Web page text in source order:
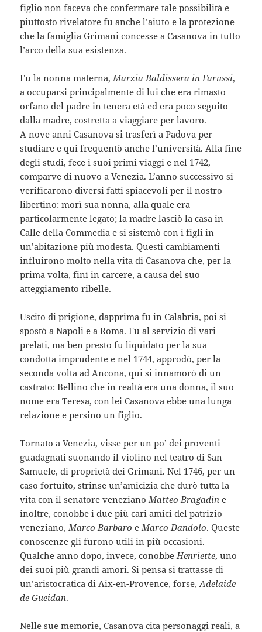
figlio non faceva che confermare tale possibilità e
piuttosto rivelatore fu anche l’aiuto e la protezione
che la famiglia Grimani concesse a Casanova in tutto
l’arco della sua esistenza.
Fu la nonna materna, Marzia Baldissera in Farussi,
a occuparsi principalmente di lui che era rimasto
orfano del padre in tenera età ed era poco seguito
dalla madre, costretta a viaggiare per lavoro.
A nove anni Casanova si trasferì a Padova per
studiare e qui frequentò anche l’università. Alla fine
degli studi, fece i suoi primi viaggi e nel 1742,
comparve di nuovo a Venezia. L’anno successivo si
verificarono diversi fatti spiacevoli per il nostro
libertino: morì sua nonna, alla quale era
particolarmente legato; la madre lasciò la casa in
Calle della Commedia e si sistemò con i figli in
un’abitazione più modesta. Questi cambiamenti
influirono molto nella vita di Casanova che, per la
prima volta, finì in carcere, a causa del suo
atteggiamento ribelle.
Uscito di prigione, dapprima fu in Calabria, poi si
spostò a Napoli e a Roma. Fu al servizio di vari
prelati, ma ben presto fu liquidato per la sua
condotta imprudente e nel 1744, approdò, per la
seconda volta ad Ancona, qui si innamorò di un
castrato: Bellino che in realtà era una donna, il suo
nome era Teresa, con lei Casanova ebbe una lunga
relazione e persino un figlio.
Tornato a Venezia, visse per un po’ dei proventi
guadagnati suonando il violino nel teatro di San
Samuele, di proprietà dei Grimani. Nel 1746, per un
caso fortuito, strinse un’amicizia che durò tutta la
vita con il senatore veneziano Matteo Bragadin e
inoltre, conobbe i due più cari amici del patrizio
veneziano, Marco Barbaro e Marco Dandolo. Queste
conoscenze gli furono utili in più occasioni.
Qualche anno dopo, invece, conobbe Henriette, uno
dei suoi più grandi amori. Si pensa si trattasse di
un’aristocratica di Aix-en-Provence, forse,Adelaide
de Gueidan.
Nelle sue memorie, Casanova cita personaggi reali, a